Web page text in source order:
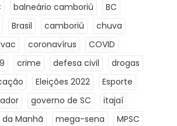
balneário camboriú
BC
Brasil camboriú
chuva
coronavírus
COVID
crime defesa civil
drogas
Eleições 2022
Esporte
governo de SC
itajaí
da Manhã mega-sena
MPSC